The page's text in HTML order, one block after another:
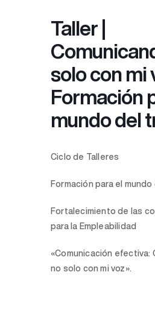
Taller |
solo con mi
Formación
mundo del
Ciclo de Talleres
Formación para el
Fortalecimiento de las
para la Empleabilidad
«Comunicación efectiva:
no solo con mi voz».